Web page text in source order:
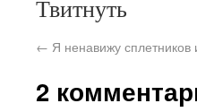
Твитнуть
← Я ненавижу сплетников
2